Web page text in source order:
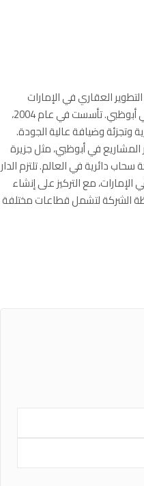
العقاري في الإمارات
العربية المتحدة، ويقع مقرها الرئيسي في أبوظبي. تأسست في عام 2004،
وتجزئة وضيافة عالية الجودة.
في أبوظبي، مثل جزيرة
دائرية في العالم. تلتزم الدار
الإمارات، مع التركيز على إنشاء
الشركة لتشمل قطاعات مختلفة